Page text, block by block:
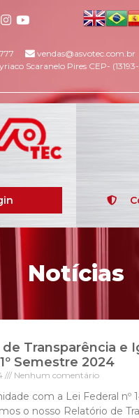
vendas@asvotec.com.br
Scaranelo Pires CEP-
Notícias
de Transparência e
Semestre 2024
Nenhum comentário
com a Lei Federal nº
o nosso Relatório de